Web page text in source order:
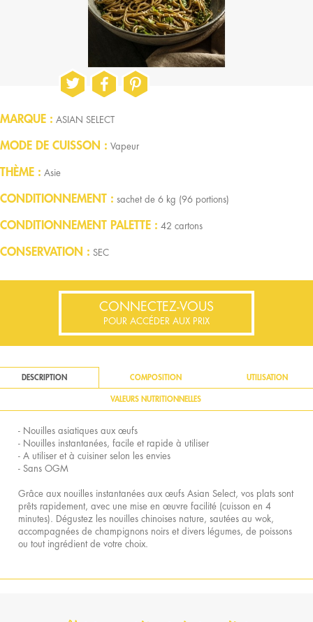
MARQUE ASIAN SELECT
MODE DE CUISSON Vapeur
THÈME Asie
CONDITIONNEMENT sachet de 6 kg (96 portions)
CONDITIONNEMENT PALETTE 42 cartons
CONSERVATION SEC
CONNECTEZ-VOUS
POUR ACCÉDER AUX PRIX
DESCRIPTION COMPOSITION UTILISATION
VALEURS NUTRITIONNELLES
- Nouilles asiatiques aux œufs
- Nouilles instantanées, facile et rapide à utiliser
- A utiliser et à cuisiner selon les envies
- Sans OGM
Grâce aux nouilles instantanées aux œufs Asian Select, vos plats sont
prêts rapidement, avec une mise en œuvre facilité (cuisson en 4
minutes). Dégustez les nouilles chinoises nature, sautées au wok,
accompagnées de champignons noirs et divers légumes, de poissons
ou tout ingrédient de votre choix.